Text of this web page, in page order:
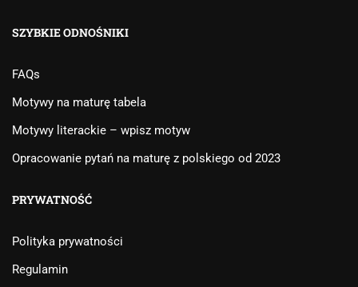
SZYBKIE ODNOŚNIKI
FAQs
Motywy na maturę tabela
Motywy literackie – wpisz motyw
Opracowanie pytań na maturę z polskiego od 2023
PRYWATNOŚĆ
Polityka prywatności
Regulamin